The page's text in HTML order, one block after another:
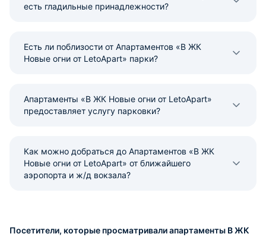
есть гладильные принадлежности?
Есть ли поблизости от Апартаментов «В ЖК
Новые огни от LetoApart» парки?
Апартаменты «В ЖК Новые огни от LetoApart»
предоставляет услугу парковки?
Как можно добраться до Апартаментов «В ЖК
Новые огни от LetoApart» от ближайшего
аэропорта и ж/д вокзала?
Посетители, которые просматривали апартаменты В ЖК